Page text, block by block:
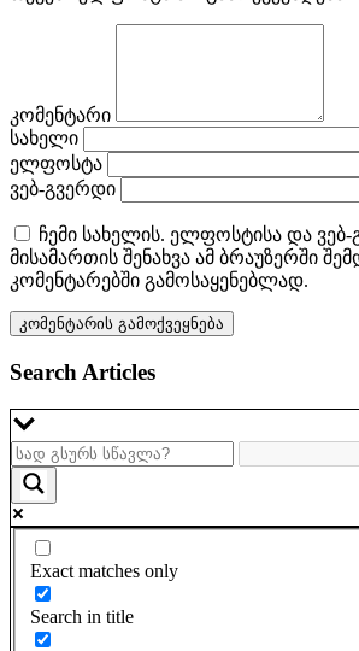
კომენტარი
სახელი
ელფოსტა
ვებ-გვერდი
ჩემი სახელის. ელფოსტისა და
მისამართის შენახვა ამ ბრაუზერში
კომენტარებში გამოსაყენებლად.
Search Articles
Exact matches only
Search in title